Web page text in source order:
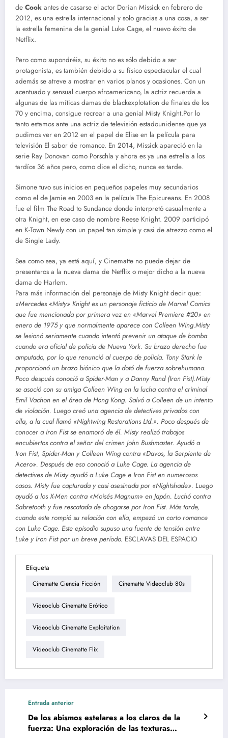
de Cook antes de casarse el actor Dorian Missick en febrero de
2012, es una estrella internacional y solo gracias a una cosa, a ser
la estrella femenina de la genial Luke Cage, el nuevo éxito de
Netflix.
Pero como supondréis, su éxito no es sólo debido a ser
protagonista, es también debido a su físico espectacular el cual
además se atreve a mostrar en varios planos y ocasiones. Con un
acentuado y sensual cuerpo afroamericano, la actriz recuerda a
algunas de las míticas damas de blackexplotation de finales de los
70 y encima, consigue recrear a una genial Misty Knight.Por lo
tanto estamos ante una actriz de televisión estadounidense que ya
pudimos ver en 2012 en el papel de Elise en la película para
televisión El sabor de romance. En 2014, Missick apareció en la
serie Ray Donovan como Porschla y ahora es ya una estrella a los
tardíos 36 años pero, como dice el dicho, nunca es tarde.
Simone tuvo sus inicios en pequeños papeles muy secundarios
como el de Jamie en 2003 en la película The Epicureans. En 2008
fue el film The Road to Sundance donde interpretó casualmente a
otra Knight, en ese caso de nombre Reese Knight. 2009 participó
en K-Town Newly con un papel tan simple y casi de atrezzo como el
de Single Lady.
Sea como sea, ya está aquí, y Cinematte no puede dejar de
presentaros a la nueva dama de Netflix o mejor dicho a la nueva
dama de Harlem.
Para más información del personaje de Misty Knight decir que:
«Mercedes «Misty» Knight es un personaje ficticio de Marvel Comics
que fue mencionada por primera vez en «Marvel Premiere #20» en
enero de 1975 y que normalmente aparece con Colleen Wing.Misty
se lesionó seriamente cuando intentó prevenir un ataque de bomba
cuando era oficial de policía de Nueva York. Su brazo derecho fue
amputado, por lo que renunció al cuerpo de policía. Tony Stark le
proporcionó un brazo biónico que la dotó de fuerza sobrehumana.
Poco después conoció a Spider-Man y a Danny Rand (Iron Fist).Misty
se asoció con su amiga Colleen Wing en la lucha contra el criminal
Emil Vachon en el área de Hong Kong. Salvó a Colleen de un intento
de violación. Luego creó una agencia de detectives privados con
ella, a la cual llamó «Nightwing Restorations Ltd.». Poco después de
conocer a Iron Fist se enamoró de él. Misty realizó trabajos
encubiertos contra el señor del crimen John Bushmaster. Ayudó a
Iron Fist, Spider-Man y Colleen Wing contra «Davos, la Serpiente de
Acero». Después de eso conoció a Luke Cage. La agencia de
detectives de Misty ayudó a Luke Cage e Iron Fist en numerosos
casos. Misty fue capturada y casi asesinada por «Nightshade». Luego
ayudó a los X-Men contra «Moisés Magnum» en Japón. Luchó contra
Sabretooth y fue rescatada de ahogarse por Iron Fist. Más tarde,
cuando este rompió su relación con ella, empezó un corto romance
con Luke Cage. Este episodio supuso una fuente de tensión entre
Luke y Iron Fist por un breve período. ESCLAVAS DEL ESPACIO
Etiqueta
Cinematte Ciencia Ficción Cinematte Videoclub 80s
Videoclub Cinematte Erótico
Videoclub Cinematte Exploitation
Videoclub Cinematte Flix
Entrada anterior
De los abismos estelares a los claros de la
fuerza: Una exploración de las texturas